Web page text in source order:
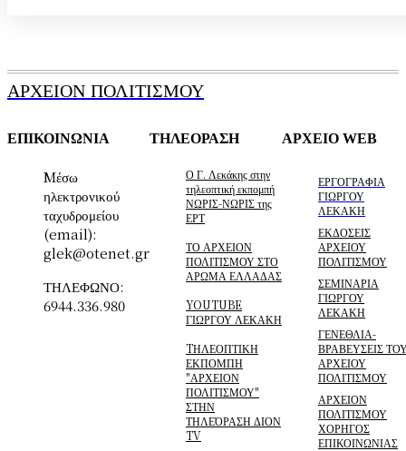
ΑΡΧΕΙΟΝ ΠΟΛΙΤΙΣΜΟΥ
ΕΠΙΚΟΙΝΩΝΙΑ
Mέσω
ηλεκτρονικού
ταχυδρομείου
(email):
glek@otenet.gr
ΤΗΛΕΦΩΝΟ:
6944.336.980
ΤΗΛΕΟΡΑΣΗ
Ο Γ. Λεκάκης στην
τηλεοπτική εκπομπή
ΝΩΡΙΣ-ΝΩΡΙΣ της
ΕΡΤ
ΤΟ ΑΡΧΕΙΟΝ
ΠΟΛΙΤΙΣΜΟΥ ΣΤΟ
ΑΡΩΜΑ ΕΛΛΑΔΑΣ
YOUTUBE
ΓΙΩΡΓΟΥ ΛΕΚΑΚΗ
TΗΛΕΟΠΤΙΚΗ
ΕΚΠΟΜΠΗ
"ΑΡΧΕΙΟΝ
ΠΟΛΙΤΙΣΜΟΥ"
ΣΤΗΝ
ΤΗΛΕΌΡΑΣΗ ΔΙΟΝ
TV
ΑΡΧΕΙΟ WEB
ΕΡΓΟΓΡΑΦΙΑ
ΓΙΩΡΓΟΥ
ΛΕΚΑΚΗ
ΕΚΔΟΣΕΙΣ
ΑΡΧΕΙΟΥ
ΠΟΛΙΤΙΣΜΟΥ
ΣΕΜΙΝΑΡΙΑ
ΓΙΩΡΓΟΥ
ΛΕΚΑΚΗ
ΓΕΝΕΘΛΙΑ-
ΒΡΑΒΕΥΣΕΙΣ
ΑΡΧΕΙΟΥ
ΠΟΛΙΤΙΣΜΟΥ
ΑΡΧΕΙΟΝ
ΠΟΛΙΤΙΣΜΟΥ
ΧΟΡΗΓΟΣ
ΕΠΙΚΟΙΝΩΝΙΑΣ